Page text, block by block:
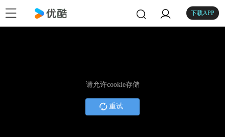
下载APP
请允许cookie存储
重试